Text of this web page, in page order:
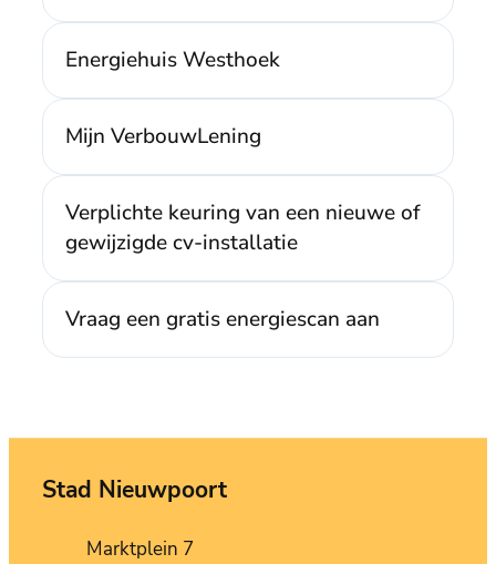
Energiehuis Westhoek
Mijn VerbouwLening
Verplichte keuring van een nieuwe of
gewijzigde cv-installatie
Vraag een gratis energiescan aan
Contact
Stad Nieuwpoort
AdresMarktplein 7